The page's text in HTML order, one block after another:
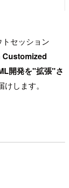
セッション
開発を"拡張"さ
します。